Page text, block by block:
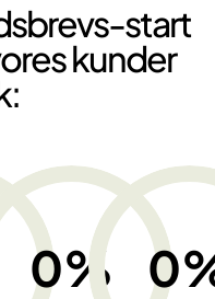
start
kunder
0% 0